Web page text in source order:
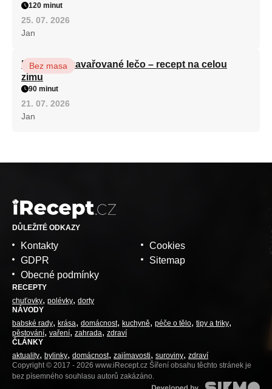
120 minut
25. 07. 2026
Jan
Babiččino zavařované lečo – recept na celou
zimu
Bez masa
90 minut
21. 07. 2026
Jan
DŮLEŽITÉ ODKAZY
Kontakty
GDPR
Obecné podmínky
Cookies
Sitemap
RECEPTY
chuťovky polévky dorty
NÁVODY
babské rady
krása domácnost kuchyně péče o tělo tipy a triky
pěstování vaření zahrada zdraví
ČLÁNKY
aktuality
bylinky domácnost zajímavosti suroviny zdraví
Copyright © 2017 - 2026 www.iRecept.cz Šíření obsahu těchto stránek je
bez písemného souhlasu autorů zakázáno.